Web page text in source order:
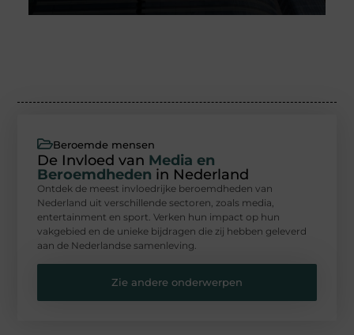
Beroemde mensen
De Invloed van Media en
Beroemdheden in Nederland
Ontdek de meest invloedrijke beroemdheden van
Nederland uit verschillende sectoren, zoals media,
entertainment en sport. Verken hun impact op hun
vakgebied en de unieke bijdragen die zij hebben geleverd
aan de Nederlandse samenleving.
Zie andere onderwerpen